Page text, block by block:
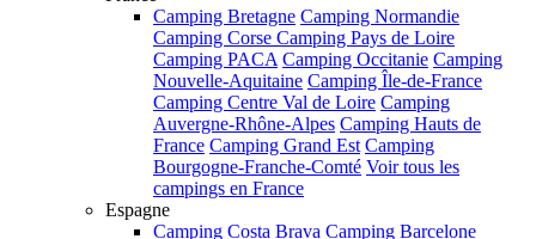
Camping Bretagne Camping Normandie
Camping Corse Camping Pays de Loire
Camping PACA Camping Occitanie Camping
Nouvelle-Aquitaine Camping Île-de-France
Camping Centre Val de Loire Camping
Auvergne-Rhône-Alpes Camping Hauts de
France Camping Grand Est Camping
Bourgogne-Franche-Comté Voir tous les
campings en France
Espagne
Camping Costa Brava Camping Barcelone